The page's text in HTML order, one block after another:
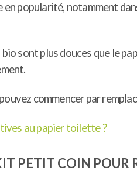
popularité, notamment
sont plus douces que le
commencer par
au papier toilette ?
PETIT COIN POUR